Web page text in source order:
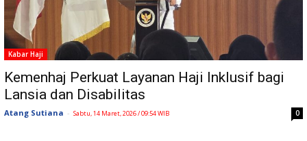
Kabar Haji
Kemenhaj Perkuat Layanan Haji Inklusif bagi
Lansia dan Disabilitas
Atang Sutiana - Sabtu, 14 Maret, 2026 / 09:54 WIB 0